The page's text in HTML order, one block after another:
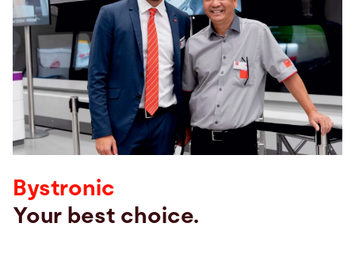
Virksomhed
Søg
Tyskland · DanishKontakt myBystronic
Bystronic
Your best choice.